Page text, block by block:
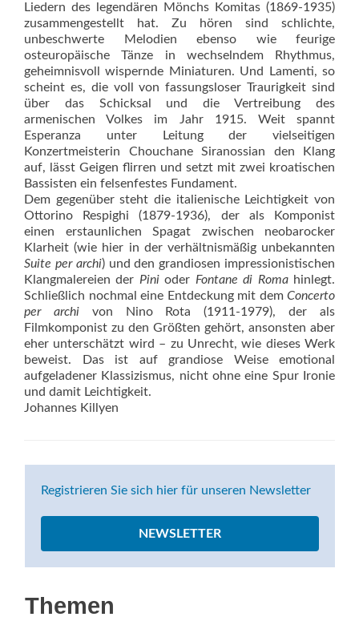
Liedern des legendären Mönchs Komitas (1869-1935)
zusammengestellt hat. Zu hören sind schlichte,
unbeschwerte Melodien ebenso wie feurige
osteuropäische Tänze in wechselndem Rhythmus,
geheimnisvoll wispernde Miniaturen. Und Lamenti, so
scheint es, die voll von fassungsloser Traurigkeit sind
über das Schicksal und die Vertreibung des
armenischen Volkes im Jahr 1915. Weit spannt
Esperanza unter Leitung der vielseitigen
Konzertmeisterin Chouchane Siranossian den Klang
auf, lässt Geigen flirren und setzt mit zwei kroatischen
Bassisten ein felsenfestes Fundament.
Dem gegenüber steht die italienische Leichtigkeit von
Ottorino Respighi (1879-1936), der als Komponist
einen erstaunlichen Spagat zwischen neobarocker
Klarheit (wie hier in der verhältnismäßig unbekannten
Suite per archi) und den grandiosen impressionistischen
Klangmalereien der Pinioder Fontane di Romahinlegt.
Schließlich nochmal eine Entdeckung mit dem Concerto
per archivon Nino Rota (1911-1979), der als
Filmkomponist zu den Größten gehört, ansonsten aber
eher unterschätzt wird – zu Unrecht, wie dieses Werk
beweist. Das ist auf grandiose Weise emotional
aufgeladener Klassizismus, nicht ohne eine Spur Ironie
und damit Leichtigkeit.
Johannes Killyen
Registrieren Sie sich hier für unseren Newsletter
NEWSLETTER
Themen